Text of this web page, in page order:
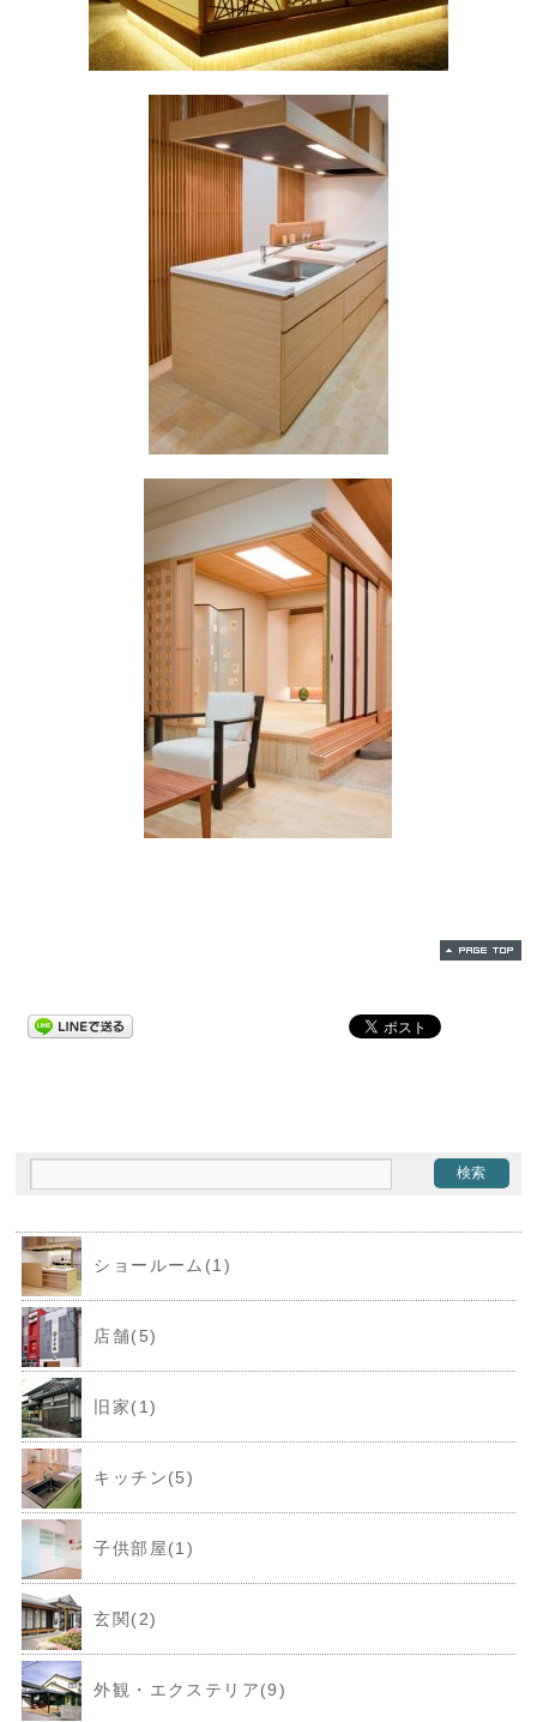
ショールーム(1)
店舗(5)
旧家(1)
キッチン(5)
子供部屋(1)
玄関(2)
外観・エクステリア(9)